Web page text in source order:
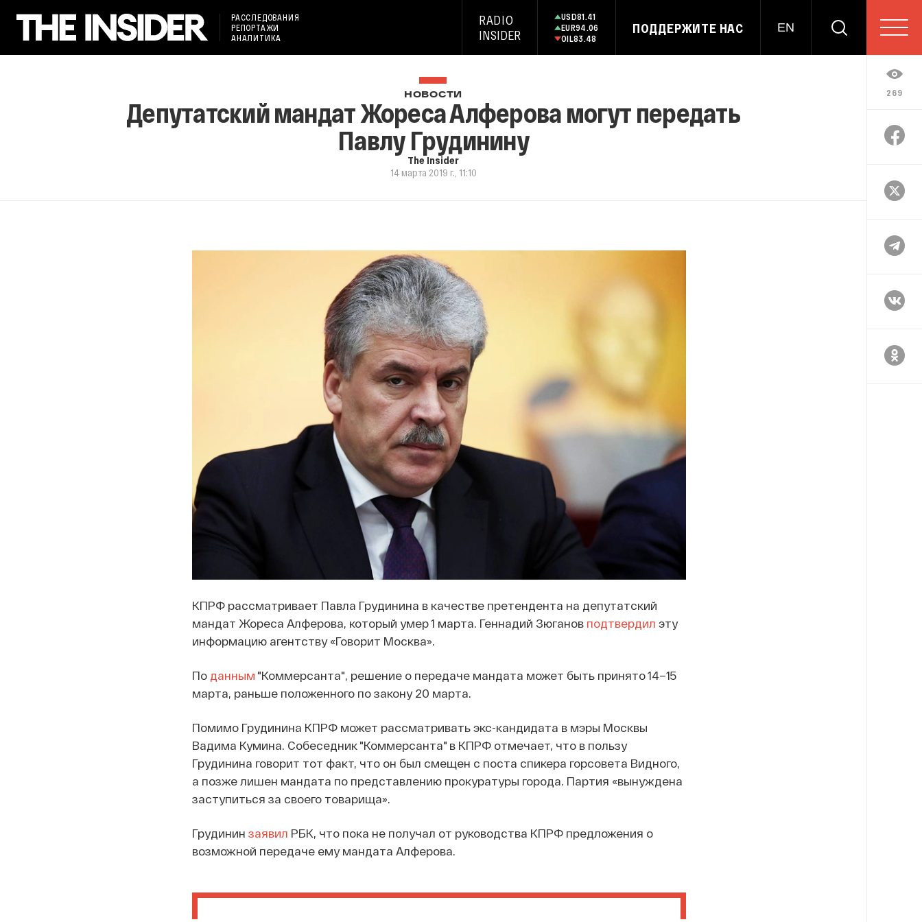
РАССЛЕДОВАНИЯ
РЕПОРТАЖИ
АНАЛИТИКА
RADIO
INSIDER
USD81.41
EUR94.06
OIL83.48
ПОДДЕРЖИТЕ НАС EN
269
НОВОСТИ
Депутатский мандат Жореса Алферова могут передать
Павлу Грудинину
The Insider
14 марта 2019 г., 11:10
КПРФ рассматривает Павла Грудинина в качестве претендента на депутатский
мандат Жореса Алферова, который умер 1 марта. Геннадий Зюганов подтвердил эту
информацию агентству «Говорит Москва».
По данным "Коммерсанта", решение о передаче мандата может быть принято 14–15
марта, раньше положенного по закону 20 марта.
Помимо Грудинина КПРФ может рассматривать экс-кандидата в мэры Москвы
Вадима Кумина. Собеседник "Коммерсанта" в КПРФ отмечает, что в пользу
Грудинина говорит тот факт, что он был смещен с поста спикера горсовета Видного,
а позже лишен мандата по представлению прокуратуры города. Партия «вынуждена
заступиться за своего товарища».
Грудинин заявил РБК, что пока не получал от руководства КПРФ предложения о
возможной передаче ему мандата Алферова.